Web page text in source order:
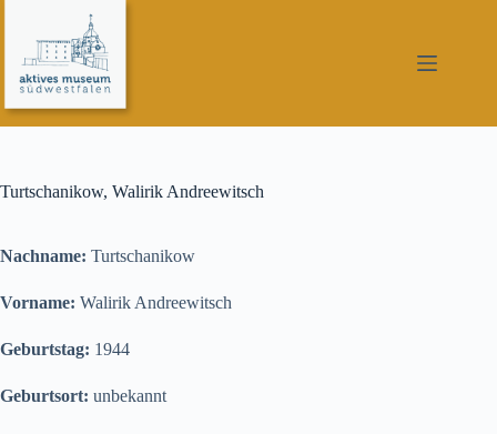
springen
Turtschanikow, Walirik Andreewitsch
Nachname: Turtschanikow
Vorname: Walirik Andreewitsch
Geburtstag: 1944
Geburtsort: unbekannt